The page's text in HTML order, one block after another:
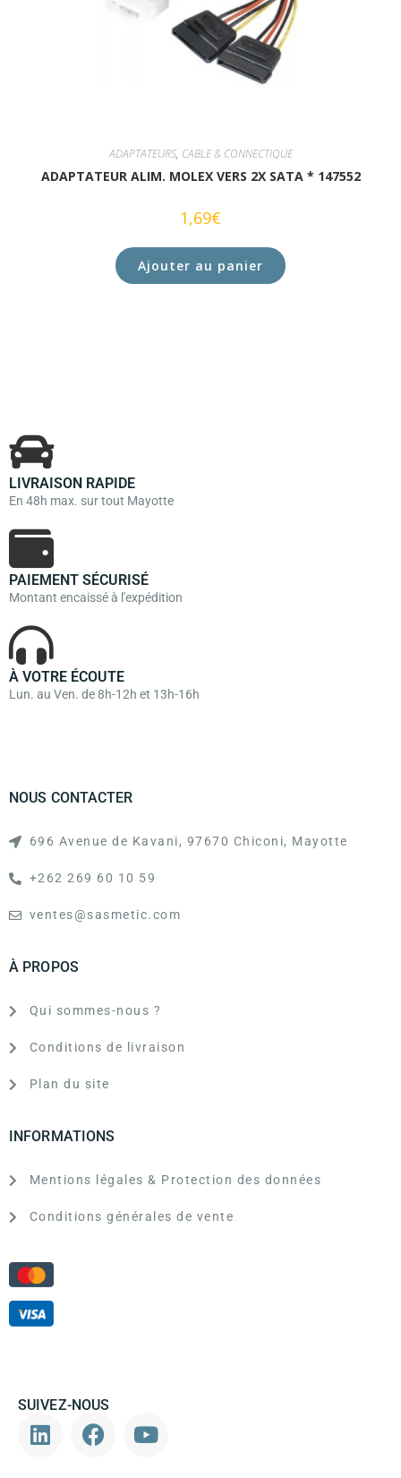
ADAPTATEURS, CABLE & CONNECTIQUE
ADAPTATEUR ALIM. MOLEX VERS 2X SATA * 147552
1,69€
Ajouter au panier
LIVRAISON RAPIDE
En 48h max. sur tout Mayotte
PAIEMENT SÉCURISÉ
Montant encaissé à l'expédition
À VOTRE ÉCOUTE
Lun. au Ven. de 8h-12h et 13h-16h
NOUS CONTACTER
696 Avenue de Kavani, 97670 Chiconi, Mayotte
+262 269 60 10 59
ventes@sasmetic.com
À PROPOS
Qui sommes-nous ?
Conditions de livraison
Plan du site
INFORMATIONS
Mentions légales & Protection des données
Conditions générales de vente
SUIVEZ-NOUS